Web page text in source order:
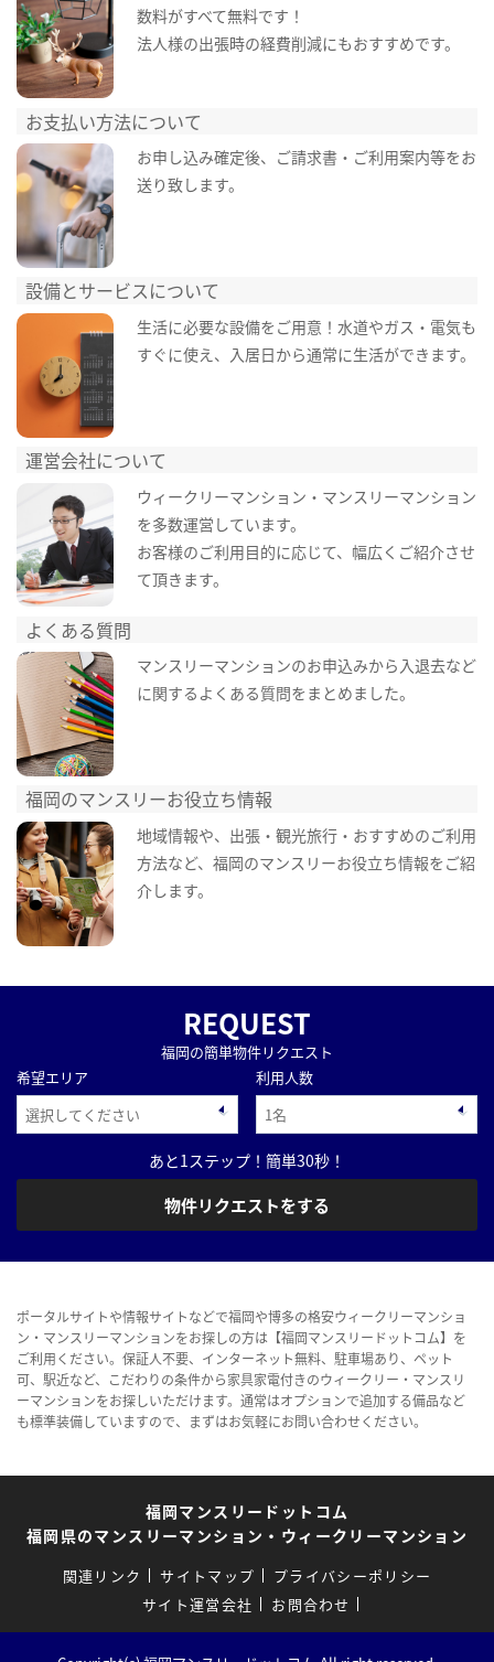
数料がすべて無料です！
法人様の出張時の経費削減にもおすすめです。
お支払い方法について
お申し込み確定後、ご請求書・ご利用案内等をお
送り致します。
設備とサービスについて
生活に必要な設備をご用意！水道やガス・電気も
すぐに使え、入居日から通常に生活ができます。
運営会社について
ウィークリーマンション・マンスリーマンション
を多数運営しています。
お客様のご利用目的に応じて、幅広くご紹介させ
て頂きます。
よくある質問
マンスリーマンションのお申込みから入退去など
に関するよくある質問をまとめました。
福岡のマンスリーお役立ち情報
地域情報や、出張・観光旅行・おすすめのご利用
方法など、福岡のマンスリーお役立ち情報をご紹
介します。
REQUEST
福岡の簡単物件リクエスト
希望エリア
利用人数
あと1ステップ！簡単30秒！
物件リクエストをする
ポータルサイトや情報サイトなどで福岡や博多の格安ウィークリーマンショ
ン・マンスリーマンションをお探しの方は【福岡マンスリードットコム】を
ご利用ください。保証人不要、インターネット無料、駐車場あり、ペット
可、駅近など、こだわりの条件から家具家電付きのウィークリー・マンスリ
ーマンションをお探しいただけます。通常はオプションで追加する備品など
も標準装備していますので、まずはお気軽にお問い合わせください。
福岡マンスリードットコム
福岡県のマンスリーマンション・ウィークリーマンション
関連リンク サイトマップ
プライバシーポリシー
サイト運営会社
お問合わせ